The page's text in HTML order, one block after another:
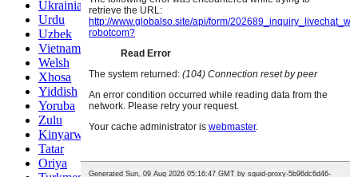
Ukrainian
Urdu
Uzbek
Vietnamese
Welsh
Xhosa
Yiddish
Yoruba
Zulu
Kinyarwanda
Tatar
Oriya